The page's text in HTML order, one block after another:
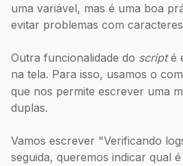
uma variável, mas é uma boa
evitar problemas com
Outra funcionalidade do scripté
na tela. Para isso, usamos o
que nos permite escrever uma
duplas.
Vamos escrever "Verificando
seguida, queremos indicar qual